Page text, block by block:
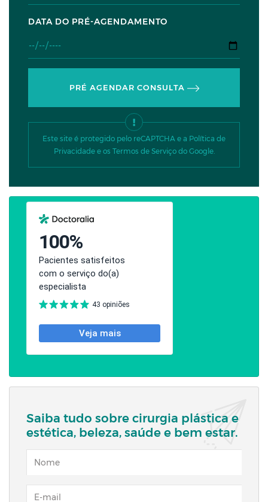
DATA DO PRÉ-AGENDAMENTO
PRÉ AGENDAR CONSULTA
Este site é protegido pelo reCAPTCHA e a Política de
Privacidade e os Termos de Serviço do Google.
Saiba tudo sobre cirurgia plástica e
estética, beleza, saúde e bem estar.